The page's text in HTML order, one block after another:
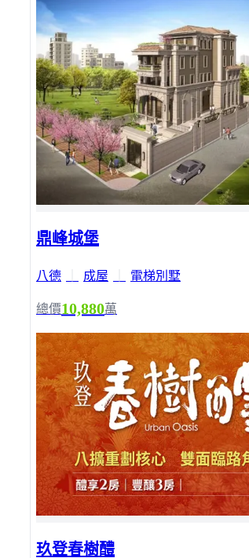
鼎峰城堡
八德 成屋 電梯別墅
總價10,880萬
玖登春樹醴